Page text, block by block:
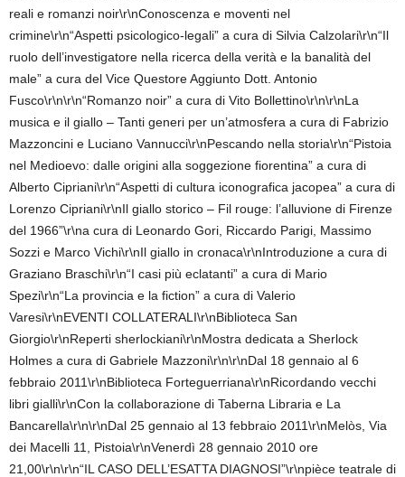
reali e romanzi noir\r\nConoscenza e moventi nel
crimine\r\n“Aspetti psicologico-legali” a cura di Silvia Calzolari\r\n“Il
ruolo dell’investigatore nella ricerca della verità e la banalità del
male” a cura del Vice Questore Aggiunto Dott. Antonio
Fusco\r\n\r\n“Romanzo noir” a cura di Vito Bollettino\r\n\r\nLa
musica e il giallo – Tanti generi per un’atmosfera a cura di Fabrizio
Mazzoncini e Luciano Vannucci\r\nPescando nella storia\r\n“Pistoia
nel Medioevo: dalle origini alla soggezione fiorentina” a cura di
Alberto Cipriani\r\n“Aspetti di cultura iconografica jacopea” a cura di
Lorenzo Cipriani\r\nIl giallo storico – Fil rouge: l’alluvione di Firenze
del 1966”\r\na cura di Leonardo Gori, Riccardo Parigi, Massimo
Sozzi e Marco Vichi\r\nIl giallo in cronaca\r\nIntroduzione a cura di
Graziano Braschi\r\n“I casi più eclatanti” a cura di Mario
Spezi\r\n“La provincia e la fiction” a cura di Valerio
Varesi\r\nEVENTI COLLATERALI\r\nBiblioteca San
Giorgio\r\nReperti sherlockiani\r\nMostra dedicata a Sherlock
Holmes a cura di Gabriele Mazzoni\r\n\r\nDal 18 gennaio al 6
febbraio 2011\r\nBiblioteca Forteguerriana\r\nRicordando vecchi
libri gialli\r\nCon la collaborazione di Taberna Libraria e La
Bancarella\r\n\r\nDal 25 gennaio al 13 febbraio 2011\r\nMelòs, Via
dei Macelli 11, Pistoia\r\nVenerdì 28 gennaio 2010 ore
21,00\r\n\r\n“IL CASO DELL’ESATTA DIAGNOSI”\r\npièce teatrale di